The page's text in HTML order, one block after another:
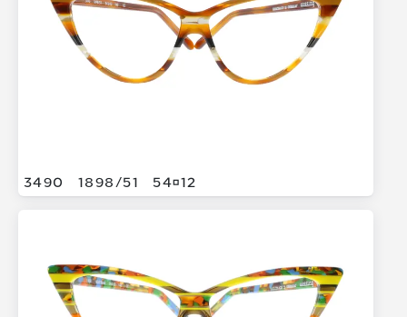
3490 1898/51 5412